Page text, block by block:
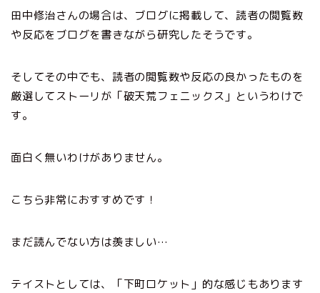
田中修治さんの場合は、ブログに掲載して、読者の閲覧数
や反応をブログを書きながら研究したそうです。
そしてその中でも、読者の閲覧数や反応の良かったものを
厳選してストーリが「破天荒フェニックス」というわけで
す。
面白く無いわけがありません。
こちら非常におすすめです！
まだ読んでない方は羨ましい…
テイストとしては、「下町ロケット」的な感じもあります